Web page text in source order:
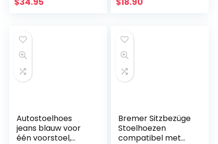
Autostoelhoes
jeans blauw voor
één voorstoel,
Bremer Sitzbezüge
Stoelhoezen
compatibel met